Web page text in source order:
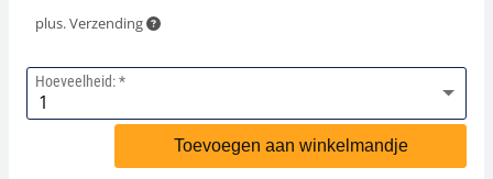
plus. Verzending
Hoeveelheid:
Toevoegen aan winkelmandje